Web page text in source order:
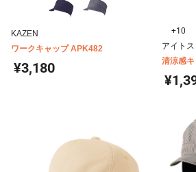
KAZEN
ワークキャップ APK482
¥3,180
+10
アイトス
清涼感